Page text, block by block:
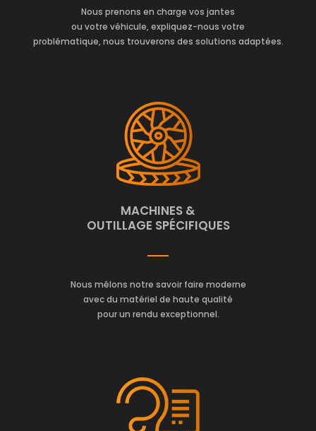
Nous prenons en charge vos jantes
ou votre véhicule, expliquez-nous votre
problématique, nous trouverons des solutions adaptées.
MACHINES &
OUTILLAGE SPÉCIFIQUES
Nous mêlons notre savoir faire moderne
avec du matériel de haute qualité
pour un rendu exceptionnel.